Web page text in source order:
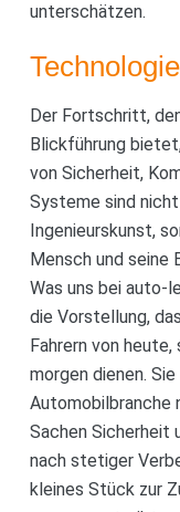
unterschätzen.
Der Fortschritt,
Blickführung
von Sicherheit,
Systeme sind
Ingenieurskunst,
Mensch und
Was uns bei auto-
die Vorstellung,
Fahrern von
morgen dienen.
Automobilbranche
Sachen Sicherheit
nach stetiger
kleines Stück zur